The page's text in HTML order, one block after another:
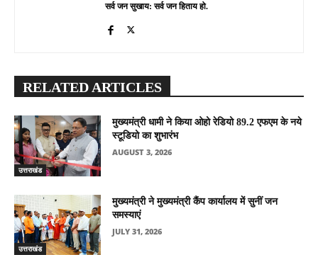
सर्व जन सुखाय: सर्व जन हिताय हो.
RELATED ARTICLES
उत्तराखंड
मुख्यमंत्री धामी ने किया ओहो रेडियो 89.2 एफएम के नये
स्टूडियो का शुभारंभ
AUGUST 3, 2026
उत्तराखंड
मुख्यमंत्री ने मुख्यमंत्री कैंप कार्यालय में सुनीं जन
समस्याएं
JULY 31, 2026